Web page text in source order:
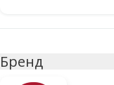
Бренд